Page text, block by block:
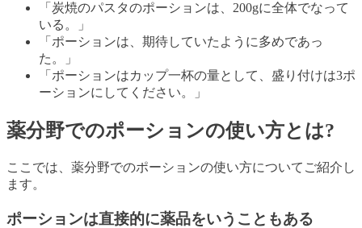
「炭焼のパスタのポーションは、200gに全体でなって
いる。」
「ポーションは、期待していたように多めであっ
た。」
「ポーションはカップ一杯の量として、盛り付けは3ポ
ーションにしてください。」
薬分野でのポーションの使い方とは?
ここでは、薬分野でのポーションの使い方についてご紹介し
ます。
ポーションは直接的に薬品をいうこともある